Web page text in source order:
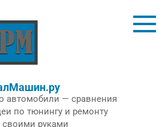
автомобили — сравнения
по тюнингу и ремонту
руками